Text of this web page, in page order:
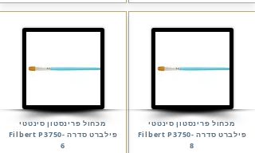
מכחול פרינסטון סינטטי
פילברט סדרה Filbert P3750-
8
מכחול פרינסטון סינטטי
פילברט סדרה Filbert P3750-
6